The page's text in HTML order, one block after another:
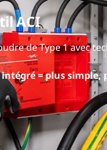
ACI
de Type 1 avec
= plus simple,